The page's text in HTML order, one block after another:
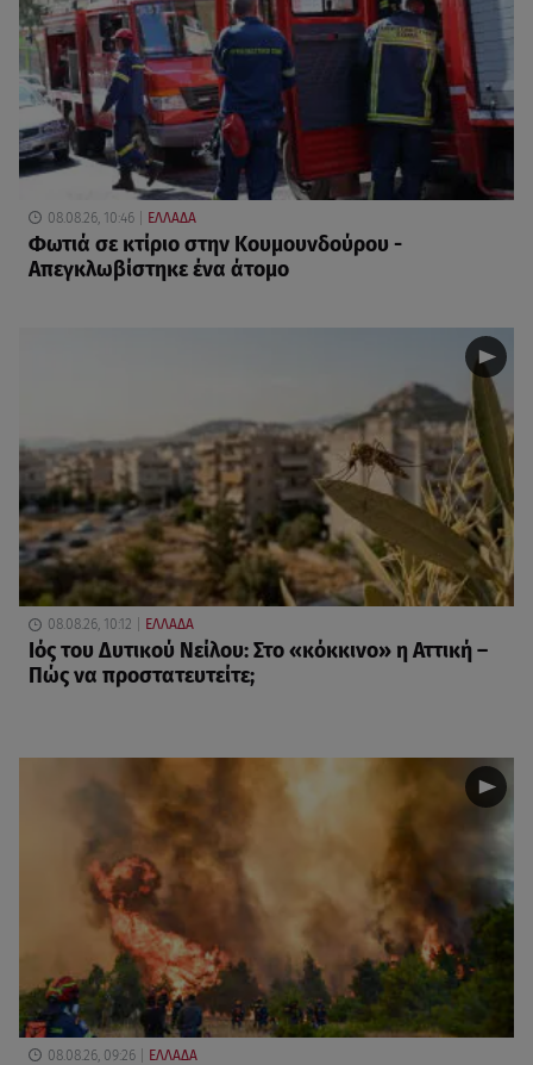
08.08.26, 10:46 ΕΛΛΑΔΑ
Φωτιά σε κτίριο στην Κουμουνδούρου -
Απεγκλωβίστηκε ένα άτομο
08.08.26, 10:12 ΕΛΛΑΔΑ
Ιός του Δυτικού Νείλου: Στο «κόκκινο» η Αττική –
Πώς να προστατευτείτε;
08.08.26, 09:26 ΕΛΛΑΔΑ